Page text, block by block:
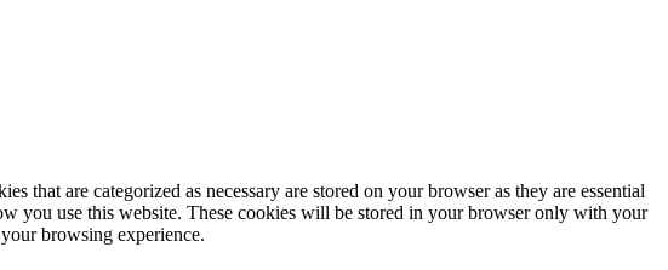
that are categorized as necessary are stored on your browser as they are essential
you use this website. These cookies will be stored in your browser only with your
browsing experience.